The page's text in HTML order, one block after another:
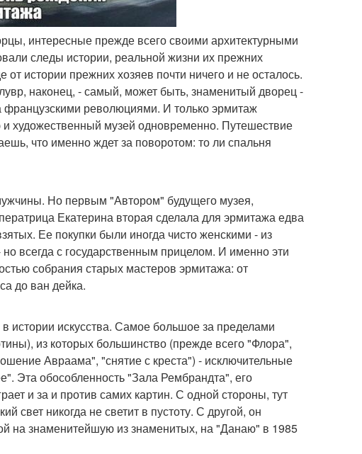
интересные прежде всего своими архитектурными
следы истории, реальной жизни их прежних
истории прежних хозяев почти ничего и не осталось.
наконец, - самый, может быть, знаменитый дворец -
французскими революциями. И только эрмитаж
художественный музей одновременно. Путешествие
что именно ждет за поворотом: то ли спальня
Но первым "Автором" будущего музея,
Екатерина вторая сделала для эрмитажа едва
Ее покупки были иногда чисто женскими - из
всегда с государственным прицелом. И именно эти
собрания старых мастеров эрмитажа: от
до ван дейка.
истории искусства. Самое большое за пределами
из которых большинство (прежде всего "Флора",
Авраама", "снятие с креста") - исключительные
Эта обособленность "Зала Рембрандта", его
и за и против самих картин. С одной стороны, тут
свет никогда не светит в пустоту. С другой, он
на знаменитейшую из знаменитых, на "Данаю" в 1985